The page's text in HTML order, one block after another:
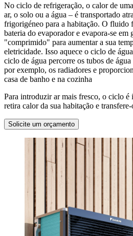
No ciclo de refrigeração, o calor de
ar, o solo ou a água – é transportado
frigorigéneo para a habitação. O fluido
bateria do evaporador e evapora-se em
"comprimido" para aumentar a sua
eletricidade. Isso aquece o ciclo de
ciclo de água percorre os tubos de
por exemplo, os radiadores e
casa de banho e na cozinha
Para introduzir ar mais fresco, o ciclo
retira calor da sua habitação e
Solicite um orçamento